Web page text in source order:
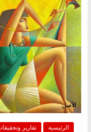
الرئيسية تقارير